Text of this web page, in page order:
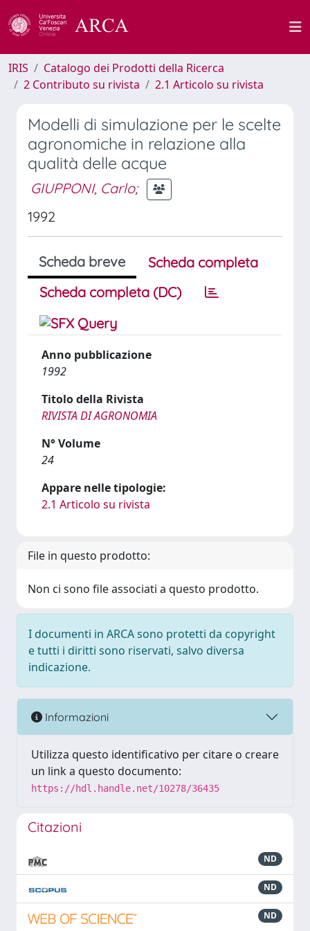
IRIS
Catalogo dei Prodotti della Ricerca
2 Contributo su rivista
2.1 Articolo su rivista
Modelli di simulazione per le scelte
agronomiche in relazione alla
qualità delle acque
GIUPPONI, Carlo;
1992
Scheda breve
Scheda completa
Scheda completa (DC)
Anno pubblicazione
1992
Titolo della Rivista
RIVISTA DI AGRONOMIA
N° Volume
24
Appare nelle tipologie:
2.1 Articolo su rivista
File in questo prodotto:
Non ci sono file associati a questo prodotto.
I documenti in ARCA sono protetti da copyright
e tutti i diritti sono riservati, salvo diversa
indicazione.
Informazioni
Utilizza questo identificativo per citare o creare
un link a questo documento:
https://hdl.handle.net/10278/36435
Citazioni
ND
ND
ND